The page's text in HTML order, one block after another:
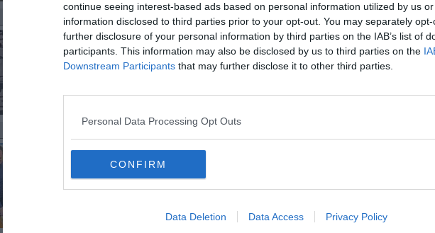
continue seeing interest-based ads based on personal information utilized by us
information disclosed to third parties prior to your opt-out. You may separately
further disclosure of your personal information by third parties on the IAB’s list of
participants. This information may also be disclosed by us to third parties on the
Downstream Participants that may further disclose it to other third parties.
Personal Data Processing Opt Outs
CONFIRM
Data Deletion Data Access Privacy Policy
MERCOLEDÌ 01 NOVEMBRE 2017ORE 17:45
Si amplia la rete ciclabile e pedonale
Il progetto Istrice è arrivato secondo al bando regionale che intercetta
fondi europei per la mobilità dolce
Cicloturismo, da Bibbona un nuovo itinerario